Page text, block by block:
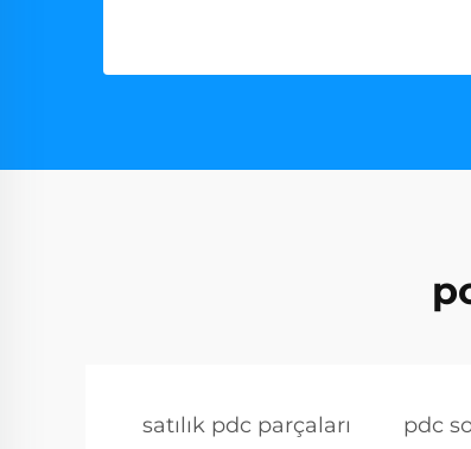
satılık pdc parçaları pdc